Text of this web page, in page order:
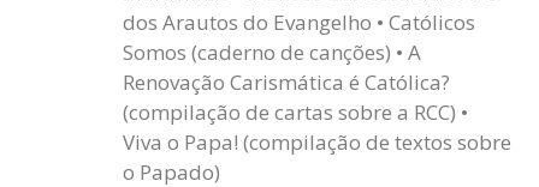
dos Arautos do Evangelho • Católicos
Somos (caderno de canções) • A
Renovação Carismática é Católica?
(compilação de cartas sobre a RCC) •
Viva o Papa! (compilação de textos sobre
o Papado)